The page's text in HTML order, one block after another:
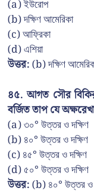
(a) ইউরোপ
(b) দক্ষিণ আমেরিকা
(c) আফ্রিকা
(d) এশিয়া
উত্তর:(b) দক্ষিণ
৪৫. আগত সৌর বিকিরণ
বর্জিত তাপ যে
(a) ৩০° উত্তর ও দক্ষিণ
(b) ৪০° উত্তর ও দক্ষিণ
(c) ৪৫° উত্তর ও দক্ষিণ
(d) ৫০° উত্তর ও দক্ষিণ
উত্তর:(b) ৪০° উত্তর ও